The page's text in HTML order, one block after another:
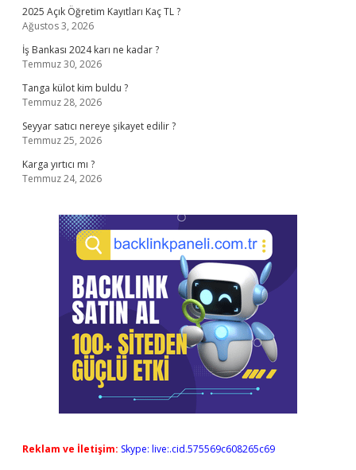
2025 Açık Öğretim Kayıtları Kaç TL ?
Ağustos 3, 2026
İş Bankası 2024 karı ne kadar ?
Temmuz 30, 2026
Tanga külot kim buldu ?
Temmuz 28, 2026
Seyyar satıcı nereye şikayet edilir ?
Temmuz 25, 2026
Karga yırtıcı mı ?
Temmuz 24, 2026
Reklam ve İletişim: Skype: live:.cid.575569c608265c69